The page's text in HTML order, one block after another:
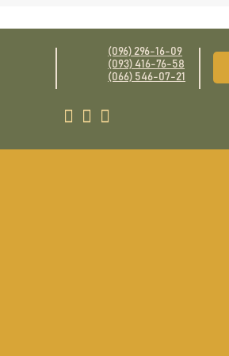
(096) 296-16-09
(093) 416-76-58
(066) 546-07-21